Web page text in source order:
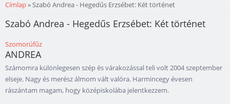
Jelenlegi hely
Címlap» Szabó Andrea - Hegedűs Erzsébet: Két történet
Szabó Andrea - Hegedűs Erzsébet: Két történet
Szomorúfűz
ANDREA
Számomra különlegesen szép és várakozással teli volt 2004 szeptember
elseje. Nagy és merész álmom vált valóra. Harmincegy évesen
rászántam magam, hogy középiskolába jelentkezzem.